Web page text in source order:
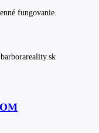
fungovanie.